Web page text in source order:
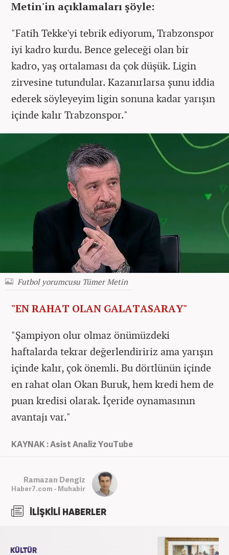
Metin'in açıklamaları şöyle:
"Fatih Tekke'yi tebrik ediyorum, Trabzonspor
iyi kadro kurdu. Bence geleceği olan bir
kadro, yaş ortalaması da çok düşük. Ligin
zirvesine tutundular. Kazanırlarsa şunu iddia
ederek söyleyeyim ligin sonuna kadar yarışın
içinde kalır Trabzonspor."
Futbol yorumcusu Tümer Metin
"EN RAHAT OLAN GALATASARAY"
"Şampiyon olur olmaz önümüzdeki
haftalarda tekrar değerlendiririz ama yarışın
içinde kalır, çok önemli. Bu dörtlünün içinde
en rahat olan Okan Buruk, hem kredi hem de
puan kredisi olarak. İçeride oynamasının
avantajı var."
KAYNAK : Asist Analiz YouTube
Ramazan Dengiz
Haber7.com - Muhabir
İLİŞKİLİ HABERLER
KÜLTÜR